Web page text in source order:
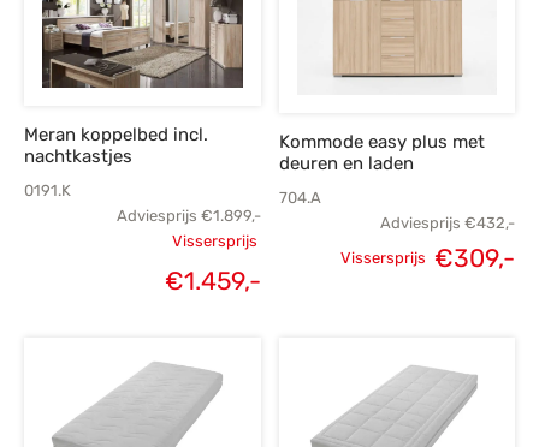
Meran koppelbed incl.
nachtkastjes
0191.K
Adviesprijs €1.899,-
Oorspronkelijke
Vissersprijs
€1.459,-
Kommode easy plus met
deuren en laden
704.A
Adviesprijs €432,-
€432,-.
Vissersprijs €309,-